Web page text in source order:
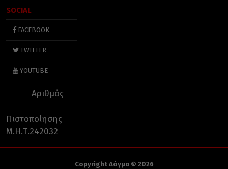
SOCIAL
FACEBOOK
TWITTER
YOUTUBE
Αριθμός
Πιστοποίησης
Μ.Η.Τ.242032
Copyright Δόγμα © 2026